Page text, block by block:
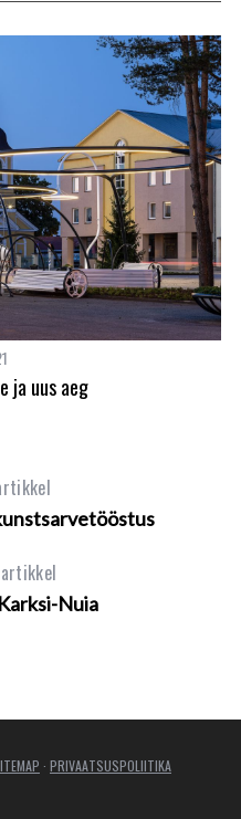
ja uus aeg
Nuia
· PRIVAATSUSPOLIITIKA